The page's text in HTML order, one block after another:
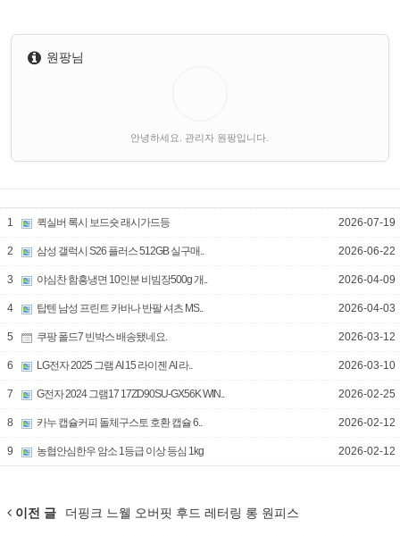
원팡님
안녕하세요. 관리자 원팡입니다.
1 퀵실버 록시 보드숏 래시가드등 2026-07-19
2 삼성 갤럭시 S26 플러스 512GB 실구매.. 2026-06-22
3 야심찬 함흥냉면 10인분 비빔장500g 개.. 2026-04-09
4 탑텐 남성 프린트 카바나 반팔 셔츠 MS.. 2026-04-03
5 쿠팡 폴드7 빈박스 배송됐네요. 2026-03-12
6 LG전자 2025 그램 AI 15 라이젠 AI 라.. 2026-03-10
7 G전자 2024 그램17 17ZD90SU-GX56K WIN.. 2026-02-25
8 카누 캡슐커피 돌체구스토 호환 캡슐 6.. 2026-02-12
9 농협안심한우 암소 1등급 이상 등심 1kg 2026-02-12
이전 글 더핑크 느웰 오버핏 후드 레터링 롱 원피스